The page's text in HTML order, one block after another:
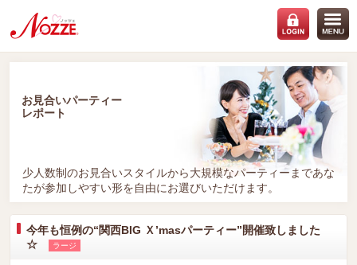
お見合いパーティー
レポート
少人数制のお見合いスタイルから大規模なパーティーまであな
たが参加しやすい形を自由にお選びいただけます。
今年も恒例の“関西BIG Ｘ’masパーティー”開催致しました
☆
ラージ